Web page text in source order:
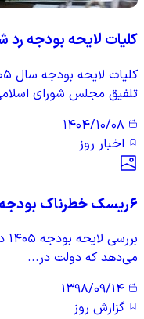
کلیات لایحه بودجه رد
تلفیق مجلس شورای
۱۴۰۴/۱۰/۰۸
اخبار روز
۶ریسک خطرناک بودجه ۱۴۰۵
می‌دهد که دولت در...
۱۳۹۸/۰۹/۱۴
گزارش روز